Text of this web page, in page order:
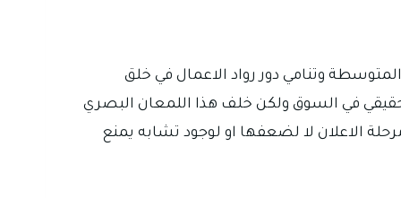
وتنامي دور رواد الاعمال في خلق
في السوق ولكن خلف هذا اللمعان البصري
الاعلان لا لضعفها او لوجود تشابه يمنع